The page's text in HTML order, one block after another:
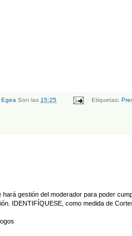
Egea Son las 15:25 Etiquetas:
gestión del moderador para poder
IDENTIFÍQUESE, como medida de